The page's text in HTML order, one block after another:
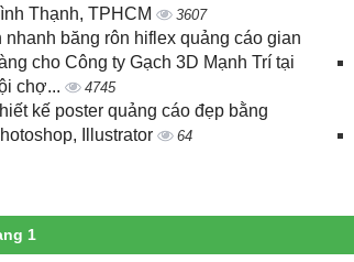
Thạnh, TPHCM
3607
nhanh băng rôn hiflex quảng cáo gian
cho Công ty Gạch 3D Mạnh Trí tại
chợ...
4745
kế poster quảng cáo đẹp bằng
Illustrator
64
1